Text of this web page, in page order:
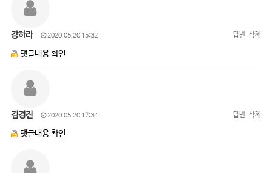
강하라 2020.05.20 15:32 답변 삭제
댓글내용 확인
김경진 2020.05.20 17:34 답변 삭제
댓글내용 확인